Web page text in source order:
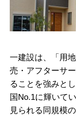
一建設は、「用
売・アフターサ
ることを強みと
国No.1に輝いて
見られる同規模